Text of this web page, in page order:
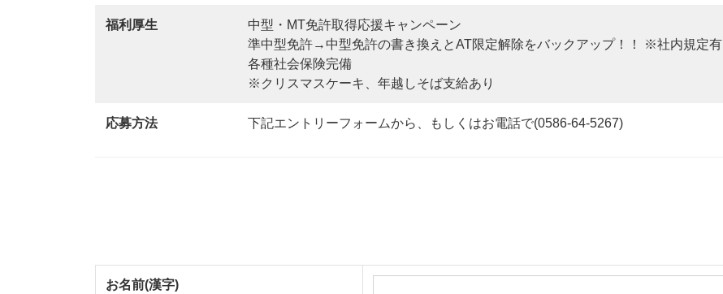
福利厚生
中型・MT免許取得応援キャンペーン
準中型免許→中型免許の書き換えとAT限定解除をバックアップ！！ ※社内規定有
各種社会保険完備
※クリスマスケーキ、年越しそば支給あり
応募方法 下記エントリーフォームから、もしくはお電話で(0586-64-5267)
お名前(漢字)